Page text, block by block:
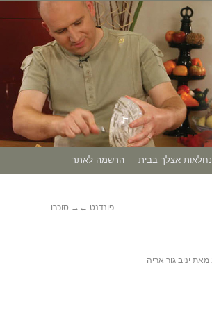
נחלאות אצלך בבית הרשמה לאתר
→ סוכרו פונדנט ←
מאת יניב גור אריה